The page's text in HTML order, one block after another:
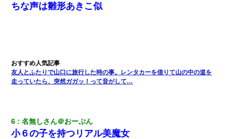
童貞俺、宅飲みした女友達2人を家に泊めた結果ｗｗｗｗｗｗ
妊娠中に「おいこのブタ女！てめー席譲れ！」と絡まれ腹を殴る
真似された。泣きながら夫に話すと一年後に…
ちな声は雛形あきこ似
友人とふたりで山口に旅行した時の事。レンタカーを借りて山の中の道を
走っていたら、突然ガガッ！って音がして…
6 名無しさん＠おーぷん
小６の子を持つリアル美魔女